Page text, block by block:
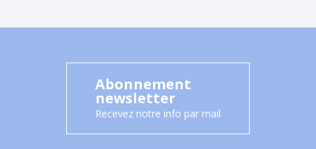
Abonnement
newsletter
Recevez notre info par mail